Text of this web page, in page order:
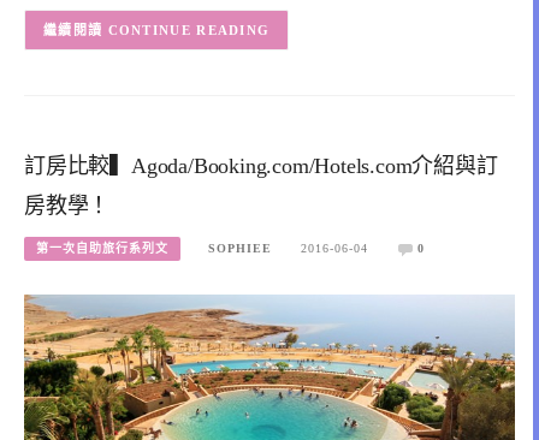
CONTINUE READING
訂房比較▍Agoda/Booking.com/Hotels.com介紹與訂
房教學！
第一次自助旅行系列文 SOPHIEE 2016-06-04 0